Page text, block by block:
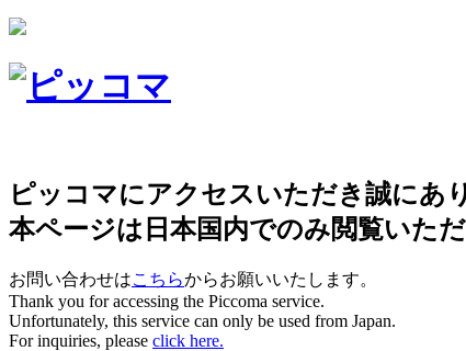
ピッコマにアクセスいただき誠にあ
本ページは日本国内でのみ閲覧いただ
お問い合わせはこちらからお願いいたします。
Thank you for accessing the Piccoma service.
Unfortunately, this service can only be used from Japan.
For inquiries, please click here.